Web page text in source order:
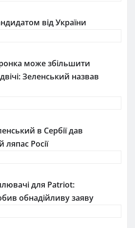
від України
може збільшити
Зеленський назвав
в Сербії дав
Росії
для Patriot:
обнадійливу заяву